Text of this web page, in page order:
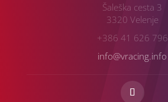
Šaleška cesta 3
3320 Velenje
+386 41 626 796
info@vracing.info